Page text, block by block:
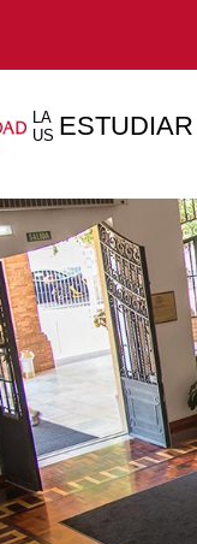
LA
US ESTUDIAR